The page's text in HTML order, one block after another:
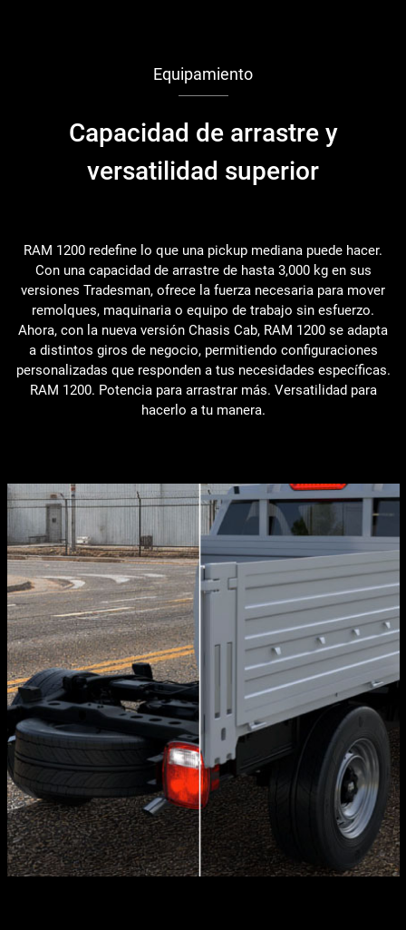
Equipamiento
Capacidad de arrastre y
versatilidad superior
RAM 1200 redefine lo que una pickup mediana puede hacer.
Con una capacidad de arrastre de hasta 3,000 kg en sus
versiones Tradesman, ofrece la fuerza necesaria para mover
remolques, maquinaria o equipo de trabajo sin esfuerzo.
Ahora, con la nueva versión Chasis Cab, RAM 1200 se adapta
a distintos giros de negocio, permitiendo configuraciones
personalizadas que responden a tus necesidades específicas.
RAM 1200. Potencia para arrastrar más. Versatilidad para
hacerlo a tu manera.